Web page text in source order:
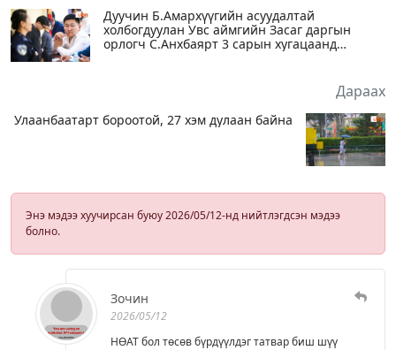
Дуучин Б.Амархүүгийн асуудалтай
холбогдуулан Увс аймгийн Засаг даргын
орлогч С.Анхбаярт 3 сарын хугацаанд
Дараах
Улаанбаатарт бороотой, 27 хэм дулаан байна
Энэ мэдээ хуучирсан буюу 2026/05/12-нд нийтлэгдсэн мэдээ
болно.
Зочин
2026/05/12
НӨАТ бол төсөв бүрдүүлдэг татвар биш шүү